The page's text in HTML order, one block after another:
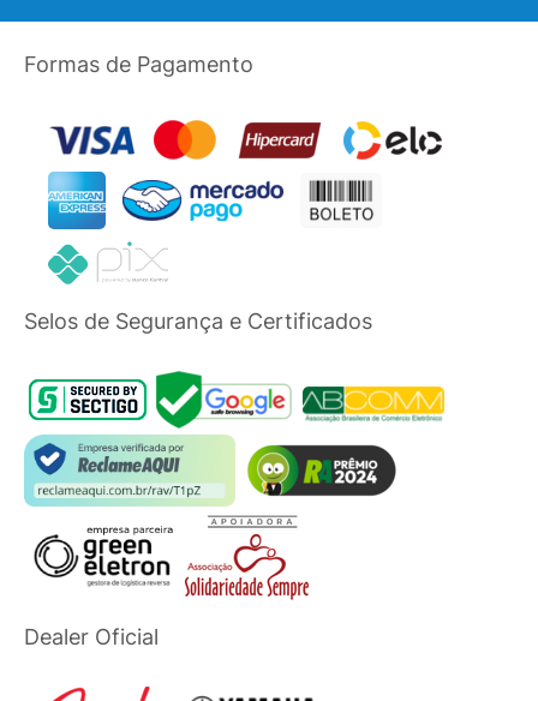
Formas de Pagamento
Selos de Segurança e Certificados
Dealer Oficial